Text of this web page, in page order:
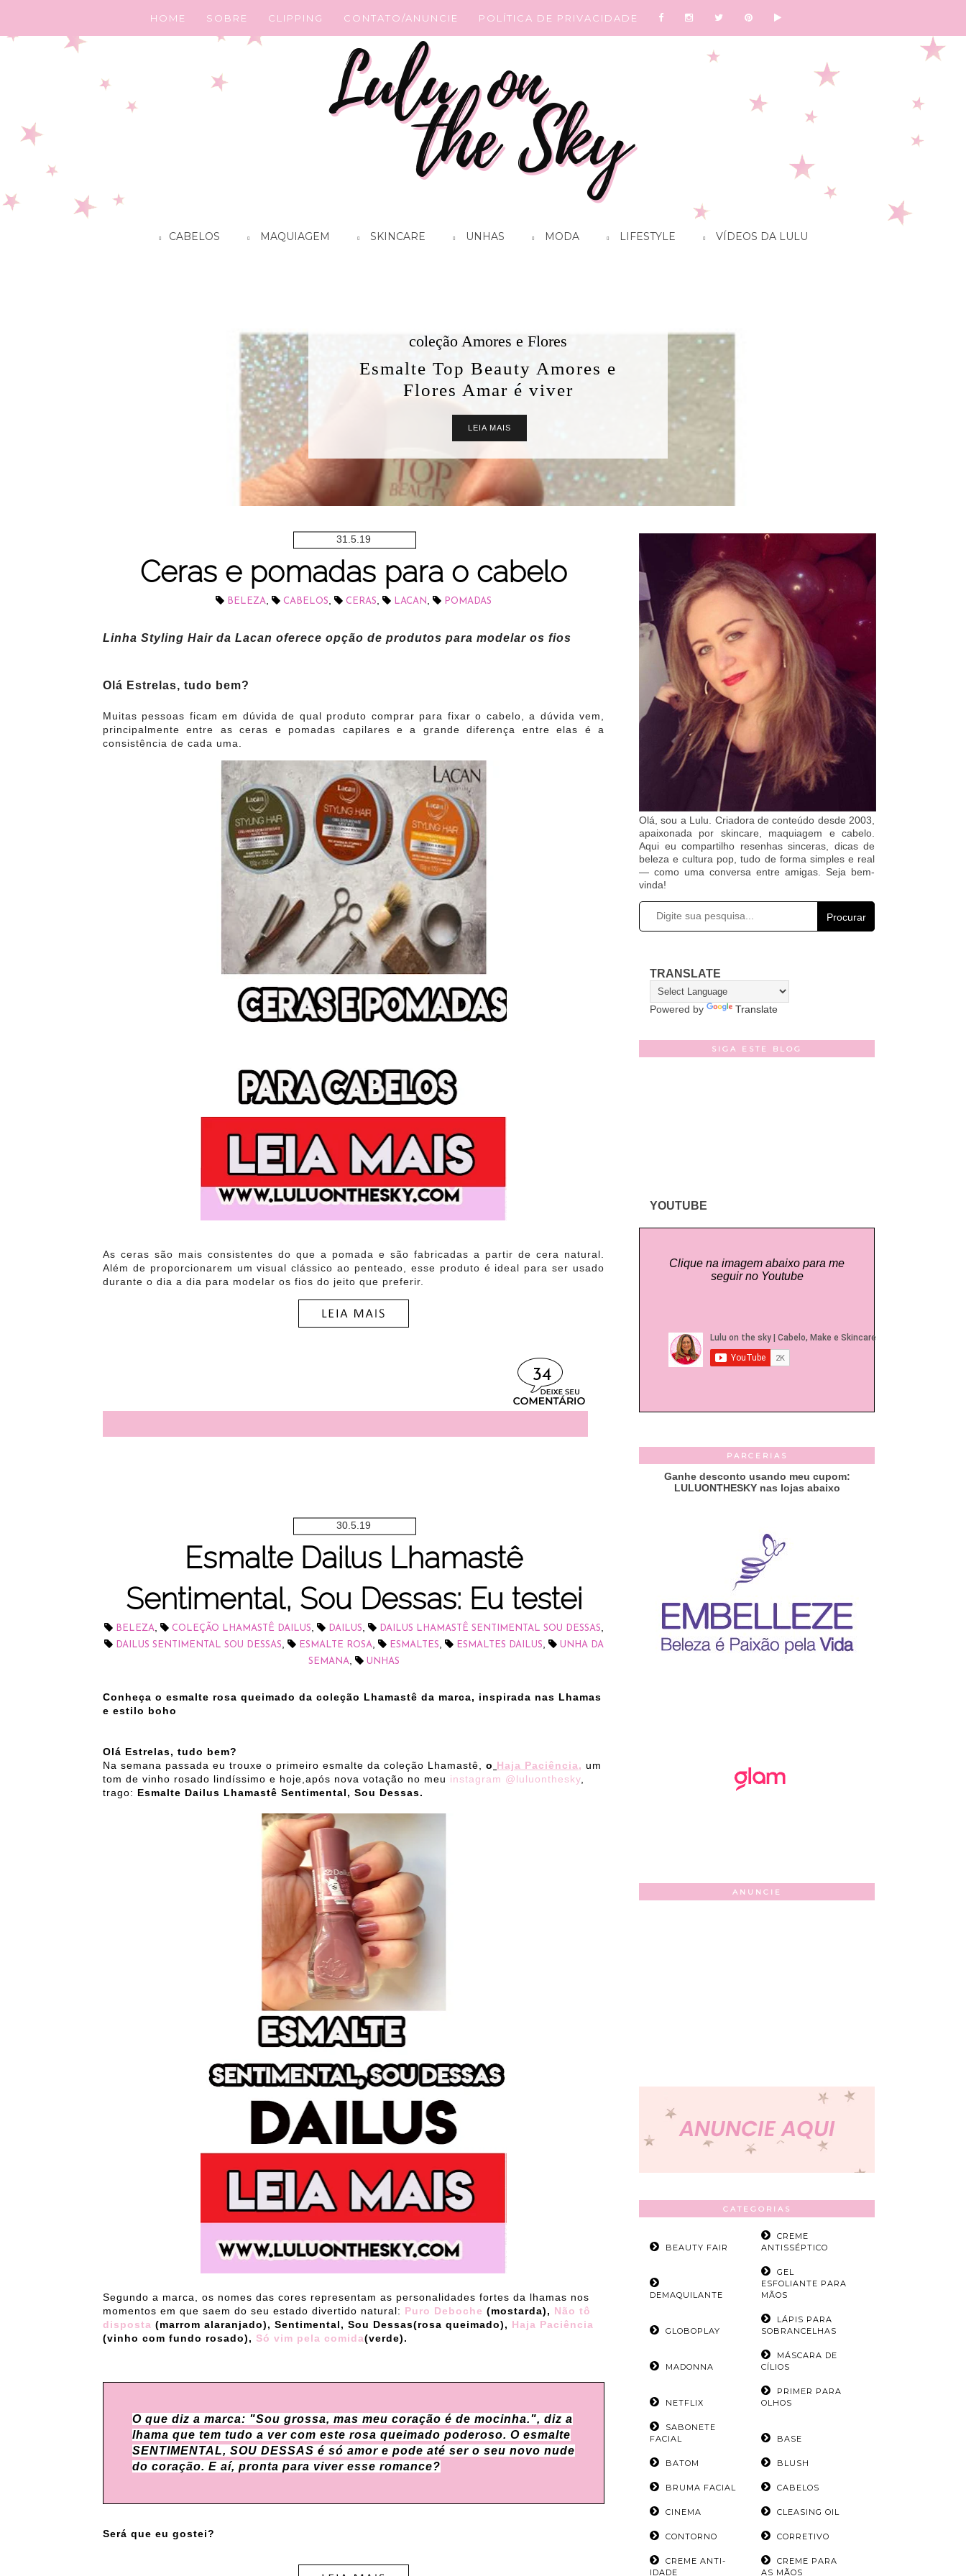
HOME SOBRE CLIPPING CONTATO/ANUNCIE POLÍTICA DE PRIVACIDADE
CABELOS MAQUIAGEM SKINCARE UNHAS MODA LIFESTYLE VÍDEOS DA LULU
coleção Amores e Flores
Esmalte Top Beauty Amores e
Flores Amar é viver
LEIA MAIS
31.5.19
Ceras e pomadas para o cabelo
BELEZA CABELOS CERAS LACAN POMADAS
Linha Styling Hair da Lacan oferece opção de produtos para modelar os fios
Olá Estrelas, tudo bem?
Muitas pessoas ficam em dúvida de qual produto comprar para fixar o cabelo, a dúvida vem,
principalmente entre as ceras e pomadas capilares e a grande diferença entre elas é a
consistência de cada uma.
As ceras são mais consistentes do que a pomada e são fabricadas a partir de cera natural.
Além de proporcionarem um visual clássico ao penteado, esse produto é ideal para ser usado
durante o dia a dia para modelar os fios do jeito que preferir.
34
30.5.19
Esmalte Dailus Lhamastê
Sentimental, Sou Dessas: Eu testei
BELEZA COLEÇÃO LHAMASTÊ DAILUS DAILUS DAILUS LHAMASTÊ SENTIMENTAL SOU DESSAS
DAILUS SENTIMENTAL SOU DESSAS ESMALTE ROSA ESMALTES ESMALTES DAILUS
UNHA DA
SEMANA
UNHAS
Conheça o esmalte rosa queimado da coleção Lhamastê da marca, inspirada nas Lhamas
e estilo boho
Olá Estrelas, tudo bem?
Na semana passada eu trouxe o primeiro esmalte da coleção Lhamastê,
o Haja Paciência, um
tom de vinho rosado lindíssimo e hoje,após nova votação no meu instagram @luluonthesky
trago: Esmalte Dailus Lhamastê Sentimental, Sou Dessas.
Segundo a marca, os nomes das cores representam as personalidades fortes da lhamas nos
momentos em que saem do seu estado divertido natural: Puro Deboche (mostarda), Não tô
disposta (marrom alaranjado), Sentimental, Sou Dessas(rosa queimado), Haja Paciência
(vinho com fundo rosado), Só vim pela comida(verde).
O que diz a marca: "Sou grossa, mas meu coração é de mocinha.", diz a
lhama que tem tudo a ver com este rosa queimado poderoso. O esmalte
SENTIMENTAL, SOU DESSAS é só amor e pode até ser o seu novo nude
do coração. E aí, pronta para viver esse romance?
Será que eu gostei?
Olá, sou a Lulu. Criadora de conteúdo desde 2003,
apaixonada por skincare, maquiagem e cabelo.
Aqui eu compartilho resenhas sinceras, dicas de
beleza e cultura pop, tudo de forma simples e real
— como uma conversa entre amigas. Seja bem-
vinda!
Procurar
TRANSLATE
Powered by Translate
SIGA ESTE BLOG
YOUTUBE
Clique na imagem abaixo para me
seguir no Youtube
PARCERIAS
Ganhe desconto usando meu cupom:
LULUONTHESKY nas lojas abaixo
ANUNCIE
CATEGORIAS
BEAUTY FAIR
CREME
ANTISSÉPTICO
DEMAQUILANTE
GEL
ESFOLIANTE PARA
MÃOS
GLOBOPLAY
LÁPIS PARA
SOBRANCELHAS
MADONNA
MÁSCARA DE
CÍLIOS
NETFLIX
PRIMER PARA
OLHOS
SABONETE
FACIAL
BASE
BATOM BLUSH
BRUMA FACIAL CABELOS
CINEMA CLEASING OIL
CONTORNO CORRETIVO
CREME ANTI-
IDADE
CREME PARA
AS MÃOS